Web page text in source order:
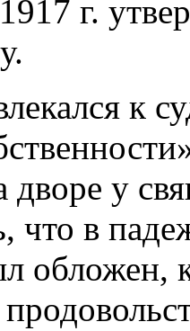
г.
к
дворе у
что в
обложен,